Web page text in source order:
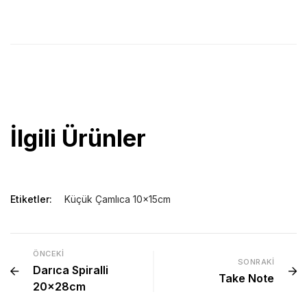
İlgili Ürünler
Etiketler: Küçük Çamlıca 10x15cm
ÖNCEKI
Darıca Spiralli
20x28cm
SONRAKI
Take Note